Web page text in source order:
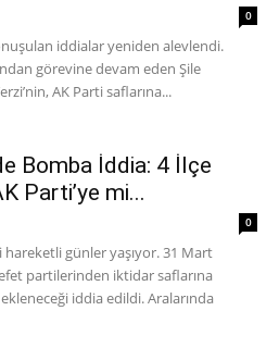
0
iddialar yeniden alevlendi.
görevine devam eden Şile
AK Parti saflarına...
Bomba İddia: 4 İlçe
Parti’ye mi...
0
günler yaşıyor. 31 Mart
partilerinden iktidar saflarına
iddia edildi. Aralarında